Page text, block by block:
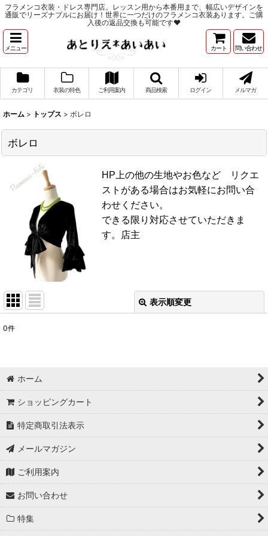
フラメンコ衣装・ドレス専門店。レッスン用から本番用まで、幅広いデザインを
通販でリーズナブルにお届け！世界に一つだけのフラメンコ衣装あります。ご購
入後の返品交換も可能です♥
メニュー カート 問い合わせ
カテゴリ 衣装の特色 ご利用案内 商品検索 ログイン メルマガ
ホーム > トップス > ボレロ
ボレロ
HP上の他の生地やお色など リクエ
ストがある場合はお気軽にお問い合
わせください。
できる限り対応させていただきま
す。店主
表示順変更
表示数
0件
ホーム
ショッピングカート
特定商取引法表示
メールマガジン
ご利用案内
お問い合わせ
特集